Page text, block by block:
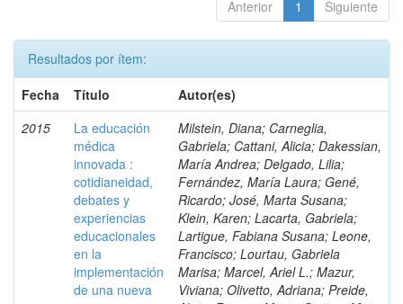
Anterior 1 Siguiente
Resultados por ítem:
Fecha
Título
Autor(es)
2015
La educación
médica
innovada :
cotidianeidad,
debates y
experiencias
educacionales
en la
implementación
de una nueva
Milstein, Diana; Carneglia,
Gabriela; Cattani, Alicia; Dakessian,
María Andrea; Delgado, Lilia;
Fernández, María Laura; Gené,
Ricardo; José, Marta Susana;
Klein, Karen; Lacarta, Gabriela;
Lartigue, Fabiana Susana; Leone,
Francisco; Lourtau, Gabriela
Marisa; Marcel, Ariel L.; Mazur,
Viviana; Olivetto, Adriana; Preide,